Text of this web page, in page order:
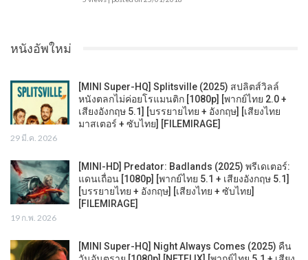
หนังอัพใหม่
[MINI Super-HQ] Splitsville (2025) สปลิตส์วิลล์
หนังตลกไม่ค่อยโรแมนติก [1080p] [พากย์ไทย 2.0 +
เสียงอังกฤษ 5.1] [บรรยายไทย + อังกฤษ] [เสียงไทย
มาสเตอร์ + ซับไทย] [FILEMIRAGE]
29 มี.ค. 2026
[MINI-HD] Predator: Badlands (2025) พรีเดเตอร์:
แดนเถื่อน [1080p] [พากย์ไทย 5.1 + เสียงอังกฤษ 5.1]
[บรรยายไทย + อังกฤษ] [เสียงไทย + ซับไทย]
[FILEMIRAGE]
19 ก.พ. 2026
[MINI Super-HQ] Night Always Comes (2025) คืน